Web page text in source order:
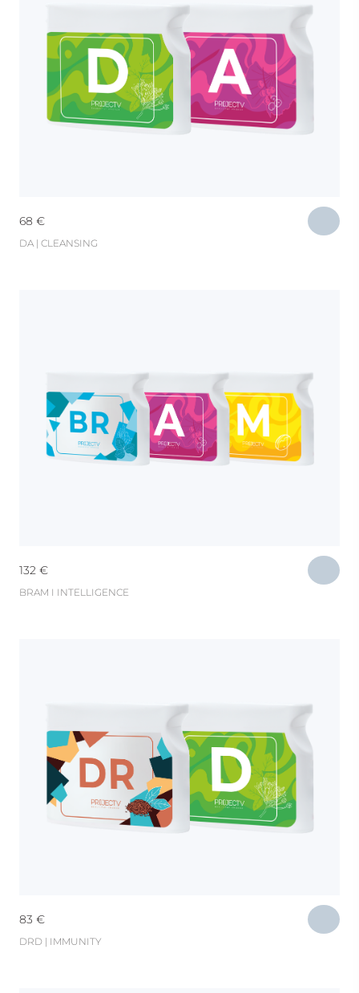
68 €
DA | CLEANSING
132 €
BRAM I INTELLIGENCE
83 €
DRD | IMMUNITY